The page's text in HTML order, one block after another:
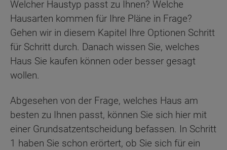
Welcher Haustyp passt zu Ihnen? Welche
Hausarten kommen für Ihre Pläne in Frage?
Gehen wir in diesem Kapitel Ihre Optionen Schritt
für Schritt durch. Danach wissen Sie, welches
Haus Sie kaufen können oder besser gesagt
wollen.
Abgesehen von der Frage, welches Haus am
besten zu Ihnen passt, können Sie sich hier mit
einer Grundsatzentscheidung befassen. In Schritt
1 haben Sie schon erörtert, ob Sie sich für ein